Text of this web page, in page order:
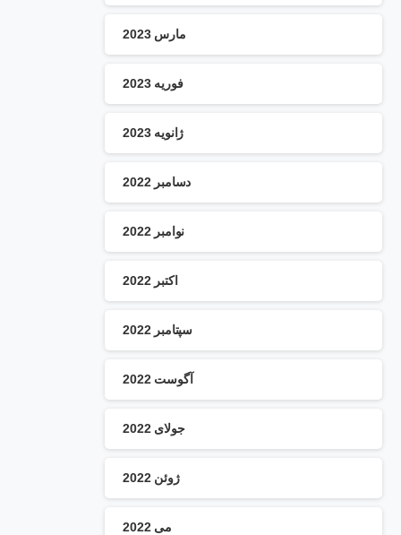
مارس 2023
فوریه 2023
ژانویه 2023
دسامبر 2022
نوامبر 2022
اکتبر 2022
سپتامبر 2022
آگوست 2022
جولای 2022
ژوئن 2022
می 2022